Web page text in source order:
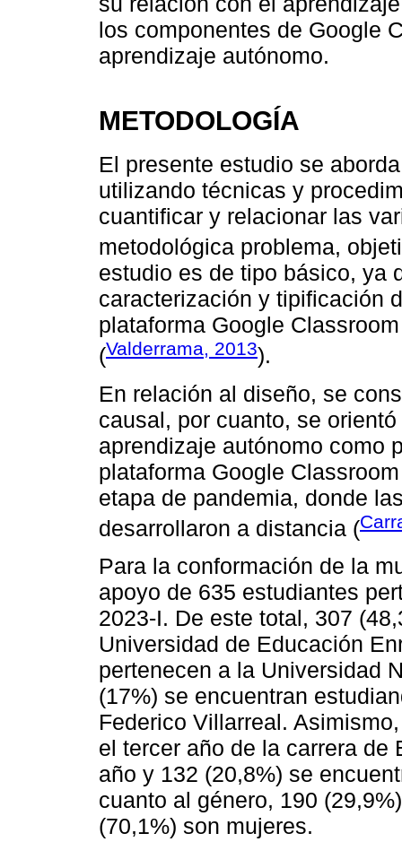
los componentes de Google
aprendizaje autónomo.
METODOLOGÍA
El presente estudio se
utilizando técnicas y
cuantificar y relacionar las
metodológica problema,
estudio es de tipo básico, ya
caracterización y tipificación
plataforma Google
(Valderrama, 2013).
En relación al diseño, se
causal, por cuanto, se
aprendizaje autónomo como
plataforma Google
etapa de pandemia, donde
desarrollaron a distancia (
Para la conformación de la
apoyo de 635 estudiantes
2023-I. De este total, 307
Universidad de Educación
pertenecen a la Universidad
(17%) se encuentran
Federico Villarreal.
el tercer año de la carrera de
año y 132 (20,8%) se
cuanto al género, 190
(70,1%) son mujeres.